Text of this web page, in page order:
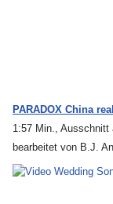
PARADOX China
1:57 Min.,
bearbeitet von B.J.